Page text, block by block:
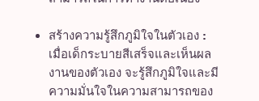
สร้างความรู้สึกภูมิใจในตัวเอง :
เมื่อเด็กระบายสีเสร็จและเห็นผล
งานของตัวเอง จะรู้สึกภูมิใจและมี
ความมั่นใจในความสามารถของ